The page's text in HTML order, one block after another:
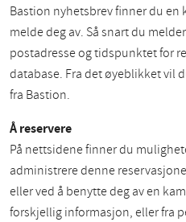
Bastion nyhetsbrev finner du
melde deg av. Så snart du
postadresse og tidspunktet for
database. Fra det øyeblikket vil
fra Bastion.
Å reservere
På nettsidene finner du
administrere denne
eller ved å benytte deg av en
forskjellig informasjon, eller fra